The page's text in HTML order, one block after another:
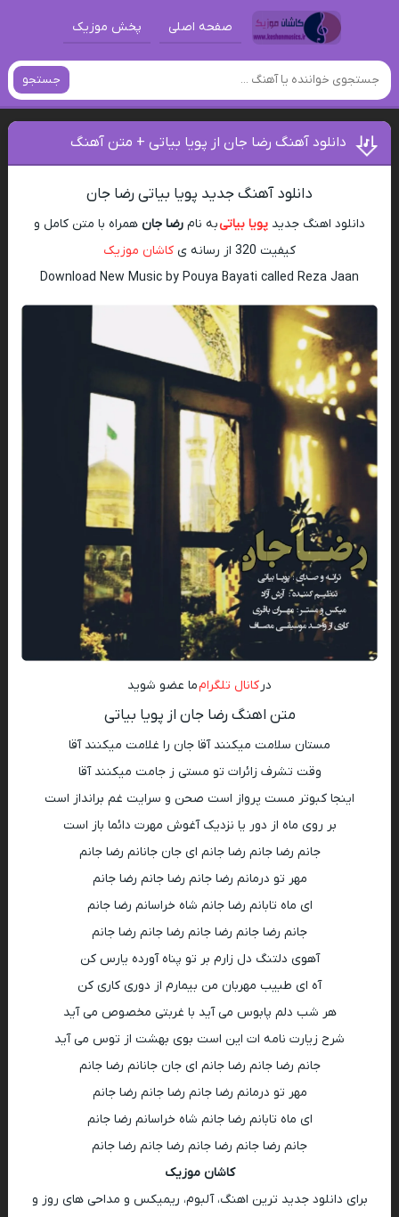
صفحه اصلی پخش موزیک
جستجو
دانلود آهنگ رضا جان از پویا بیاتی + متن آهنگ
دانلود آهنگ جدید پویا بیاتی رضا جان
دانلود اهنگ جدید پویا بیاتیبه نام رضا جان همراه با متن کامل و
کیفیت 320 از رسانه ی
کاشان موزیک
Download New Music by Pouya Bayati called Reza Jaan
در کانال تلگرامما عضو شوید
متن اهنگ رضا جان از پویا بیاتی
مستان سلامت میکنند آقا جان را غلامت میکنند آقا
وقت تشرف زائرات تو مستی ز جامت میکنند آقا
اینجا کبوتر مست پرواز است صحن و سرایت غم برانداز است
بر روی ماه از دور یا نزدیک آغوش مهرت دائما باز است
جانم رضا جانم رضا جانم ای جان جانانم رضا جانم
مهر تو درمانم رضا جانم رضا جانم رضا جانم
ای ماه تابانم رضا جانم شاه خراسانم رضا جانم
جانم رضا جانم رضا جانم رضا جانم رضا جانم
آهوی دلتنگ دل زارم بر تو پناه آورده یارس کن
آه ای طبیب مهربان من بیمارم از دوری کاری کن
هر شب دلم پابوس می آید با غربتی مخصوص می آید
شرح زیارت نامه ات این است بوی بهشت از توس می آید
جانم رضا جانم رضا جانم ای جان جانانم رضا جانم
مهر تو درمانم رضا جانم رضا جانم رضا جانم
ای ماه تابانم رضا جانم شاه خراسانم رضا جانم
جانم رضا جانم رضا جانم رضا جانم رضا جانم
کاشان موزیک
برای دانلود جدید ترین اهنگ، آلبوم، ریمیکس و مداحی های روز و